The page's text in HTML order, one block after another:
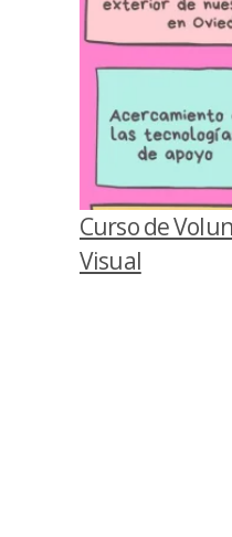
Curso de
Visual